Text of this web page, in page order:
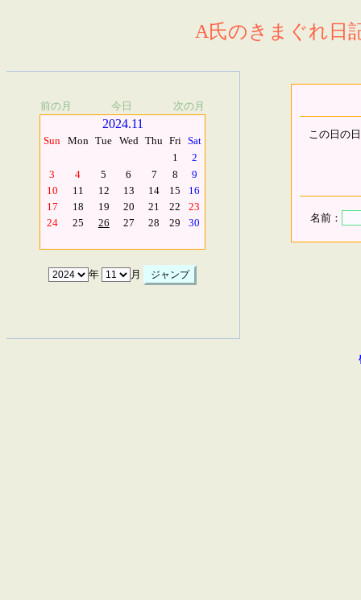
A氏のきまぐれ日
前の月 今日 次の月
2024.11
Sun Mon Tue Wed Thu Fri Sat
1
2
3
4 5 6 7 8
9
10
11 12 13 14 15
16
17
18 19 20 21 22
23
24
25 26 27 28 29 30
年 月
この日の
名前：